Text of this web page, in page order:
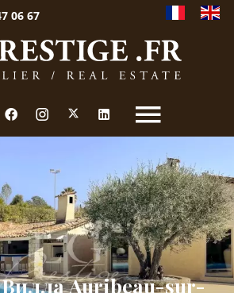
06 67
Auribeau-sur-